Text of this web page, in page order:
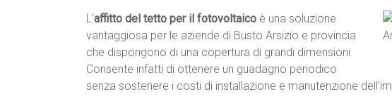
L’affitto del tetto per il fotovoltaico è una soluzione
vantaggiosa per le aziende di Busto Arsizio e provincia
che dispongono di una copertura di grandi dimensioni.
Consente infatti di ottenere un guadagno periodico
senza sostenere i costi di installazione e manutenzione